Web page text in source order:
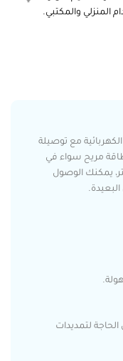
المنزلي والمكتبي.
مع توصيلة
طاقة مريح سواء في
أو المكتب. بفضل الكابل الطويل 3 متر، يمكنك الوصول
الحاجة لتمديدات